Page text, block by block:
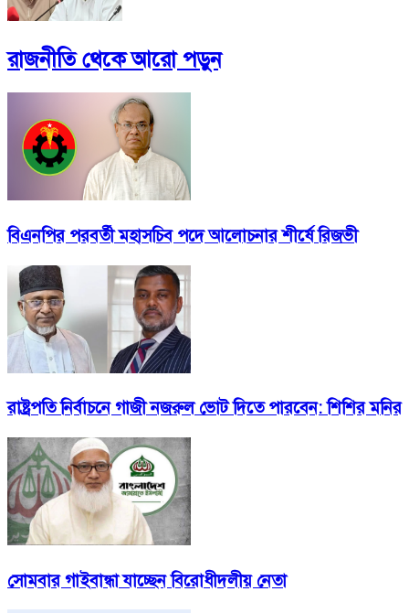
রাজনীতিথেকে আরো পড়ুন
বিএনপির পরবর্তী মহাসচিব পদে আলোচনার শীর্ষে রিজভী
রাষ্ট্রপতি নির্বাচনে গাজী নজরুল ভোট দিতে পারবেন: শিশির মনির
সোমবার গাইবান্ধা যাচ্ছেন বিরোধীদলীয় নেতা